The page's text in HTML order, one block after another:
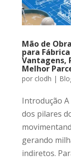
Mão de
para
Vantagens,
Melhor
por clodh |
Introdução
dos pilares
gerando
indiretos.